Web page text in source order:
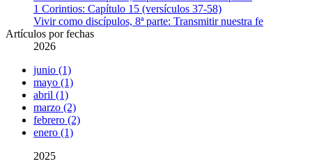
1 Corintios: Capítulo 15 (versículos 37-58)
Vivir como discípulos, 8ª parte: Transmitir nuestra fe
Artículos por fechas
2026
junio (1)
mayo (1)
abril (1)
marzo (2)
febrero (2)
enero (1)
2025